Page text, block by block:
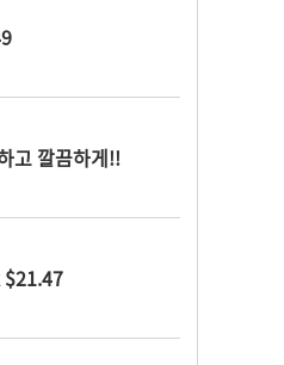
고 깔끔하게!!
$21.47